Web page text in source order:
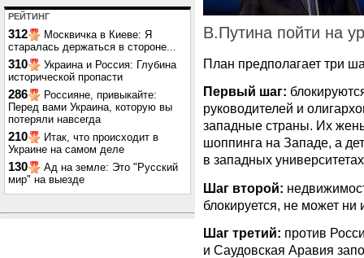
РЕЙТИНГ
312
Москвичка в Киеве: Я
старалась держаться в стороне...
310
Украина и Россия: Глубина
исторической пропасти
286
Россияне, привыкайте:
Перед вами Украина, которую вы
потеряли навсегда
210
Итак, что происходит в
Украине на самом деле
130
Ад на земле: Это "Русский
мир" на выезде
В.Путина пойти на
План предполагает три
Первый шаг:
руководителей и
западные страны. Их
шоппинга на Западе, а
в западных
Шаг второй:
блокируется, не может ни
Шаг третий: против
и Саудовская Аравия